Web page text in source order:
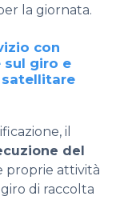
la giornata.
con
sul giro e
satellitare
il
del
proprie attività
di raccolta